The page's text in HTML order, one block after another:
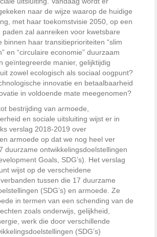
naar de wijze waarop de huidige
met haar toekomstvisie 2050, op een
paden zal aanreiken voor kwetsbare
binnen haar transitieprioriteiten “slim
en “circulaire economie” duurzaam
geïntegreerde manier, gelijktijdig
zowel ecologisch als sociaal oogpunt?
innovatie en betaalbaarheid
in voldoende mate meegenomen?
bestrijding van armoede,
en sociale uitsluiting wijst er in
verslag 2018-2019 over
armoede op dat we nog heel ver
duurzame ontwikkelingsdoelstellingen
Goals, SDG’s). Het verslag
wijst op de verscheidene
tussen die 17 duurzame
(SDG’s) en armoede. Ze
in termen van een schending van de
zoals onderwijs, gelijkheid,
werk die door verschillende
(SDG’s)